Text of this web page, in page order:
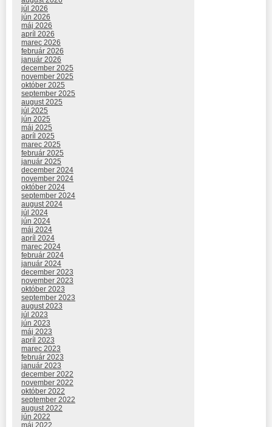
júl 2026
jún 2026
máj 2026
apríl 2026
marec 2026
február 2026
január 2026
december 2025
november 2025
október 2025
september 2025
august 2025
júl 2025
jún 2025
máj 2025
apríl 2025
marec 2025
február 2025
január 2025
december 2024
november 2024
október 2024
september 2024
august 2024
júl 2024
jún 2024
máj 2024
apríl 2024
marec 2024
február 2024
január 2024
december 2023
november 2023
október 2023
september 2023
august 2023
júl 2023
jún 2023
máj 2023
apríl 2023
marec 2023
február 2023
január 2023
december 2022
november 2022
október 2022
september 2022
august 2022
jún 2022